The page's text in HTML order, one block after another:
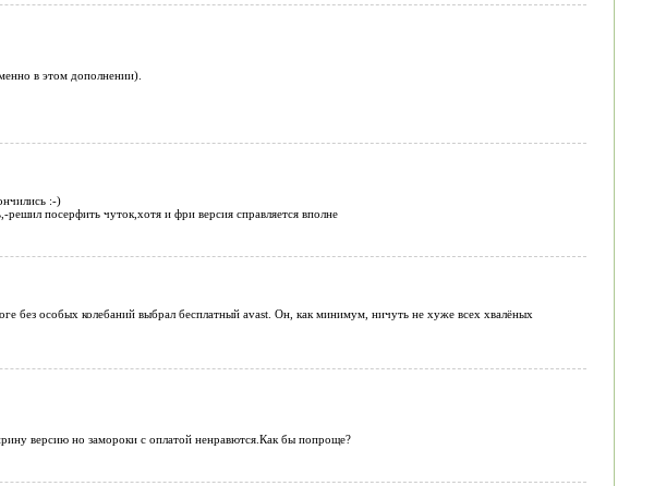
в этом дополнении).
:-)
посерфить чуток,хотя и фри версия справляется вполне
без особых колебаний выбрал бесплатный avast. Он, как минимум, ничуть не хуже всех хвалёных
версию но замороки с оплатой ненравются.Как бы попроще?